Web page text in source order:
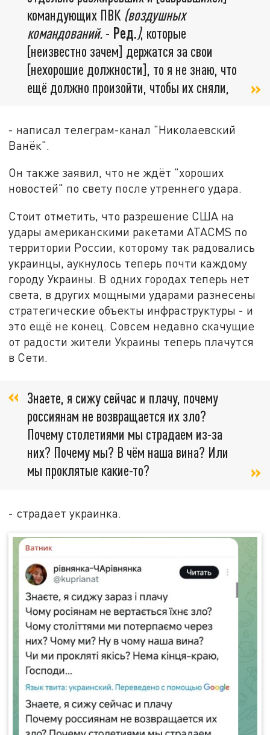
командующих ПВК (воздушных
командований. - Ред.), которые
[неизвестно зачем] держатся за свои
[нехорошие должности], то я не знаю, что
ещё должно произойти, чтобы их сняли,
- написал телеграм-канал "Николаевский
Ванёк".
Он также заявил, что не ждёт "хороших
новостей" по свету после утреннего удара.
Стоит отметить, что разрешение США на
удары американскими ракетами ATACMS по
территории России, которому так радовались
украинцы, аукнулось теперь почти каждому
городу Украины. В одних городах теперь нет
света, в других мощными ударами разнесены
стратегические объекты инфраструктуры - и
это ещё не конец. Совсем недавно скачущие
от радости жители Украины теперь плачутся
в Сети.
Знаете, я сижу сейчас и плачу, почему
россиянам не возвращается их зло?
Почему столетиями мы страдаем из-за
них? Почему мы? В чём наша вина? Или
мы проклятые какие-то?
- страдает украинка.